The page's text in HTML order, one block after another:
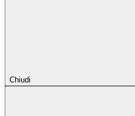
Chiudi